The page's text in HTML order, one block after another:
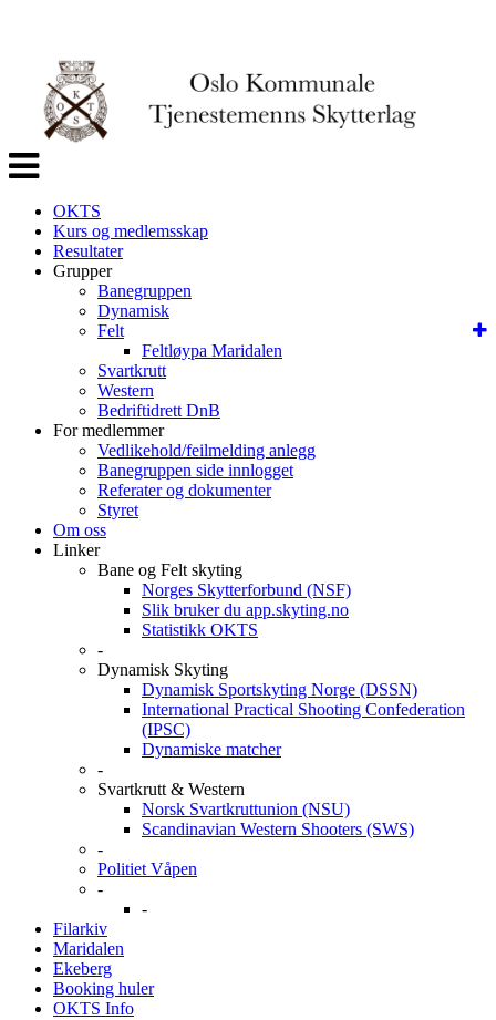
Veksle
navigasjon
OKTS
Kurs og medlemsskap
Resultater
Grupper
Banegruppen
Dynamisk
Felt
Feltløypa Maridalen
Svartkrutt
Western
Bedriftidrett DnB
For medlemmer
Vedlikehold/feilmelding anlegg
Banegruppen side innlogget
Referater og dokumenter
Styret
Om oss
Linker
Bane og Felt skyting
Norges Skytterforbund (NSF)
Slik bruker du app.skyting.no
Statistikk OKTS
-
Dynamisk Skyting
Dynamisk Sportskyting Norge (DSSN)
International Practical Shooting Confederation
(IPSC)
Dynamiske matcher
-
Svartkrutt & Western
Norsk Svartkruttunion (NSU)
Scandinavian Western Shooters (SWS)
-
Politiet Våpen
-
-
Filarkiv
Maridalen
Ekeberg
Booking huler
OKTS Info